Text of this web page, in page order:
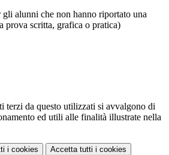
alunni che non hanno riportato una
prova scritta, grafica o pratica)
terzi da questo utilizzati si avvalgono di
ed utili alle finalità illustrate nella
i cookies Accetta tutti i cookies